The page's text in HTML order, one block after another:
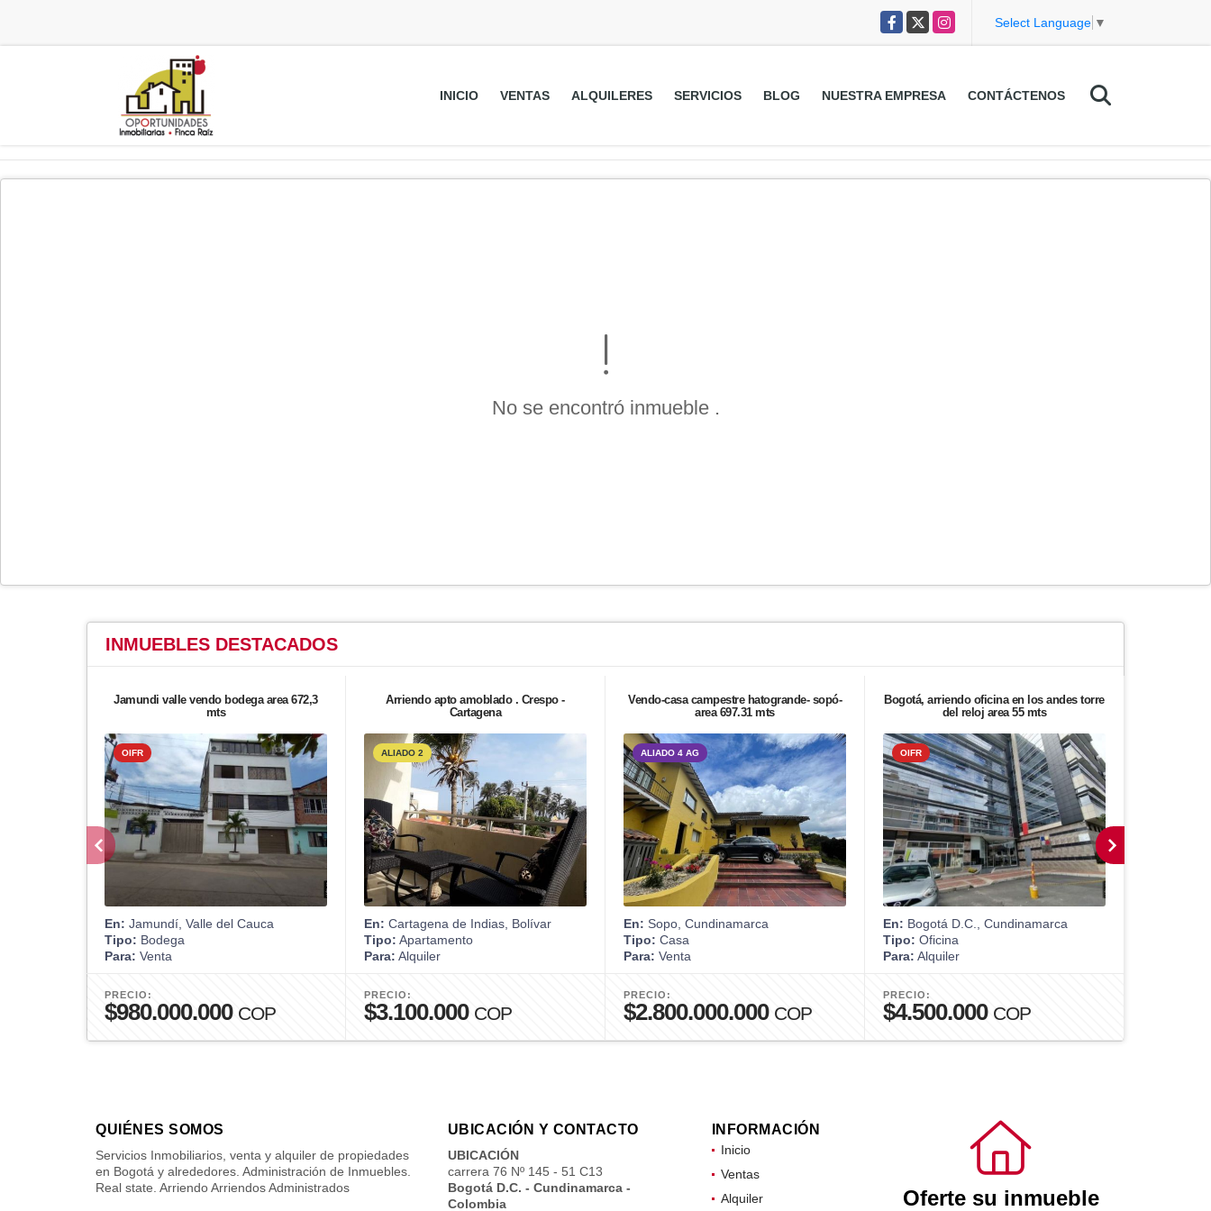
Facebook
X Instagram Select Language ▼
INICIO VENTAS ALQUILERES SERVICIOS BLOG NUESTRA EMPRESA CONTÁCTENOS
No se encontró inmueble .
INMUEBLES DESTACADOS
Jamundi valle vendo bodega area 672,3
mts
OIFR
En: Jamundí, Valle del Cauca
Tipo: Bodega
Para: Venta
PRECIO:
$980.000.000 COP
Arriendo apto amoblado . Crespo -
Cartagena
ALIADO 2
En: Cartagena de Indias, Bolívar
Tipo: Apartamento
Para: Alquiler
PRECIO:
$3.100.000 COP
Vendo-casa campestre hatogrande- sopó-
area 697.31 mts
ALIADO 4 AG
En: Sopo, Cundinamarca
Tipo: Casa
Para: Venta
PRECIO:
$2.800.000.000 COP
Bogotá, arriendo oficina en los andes torre
del reloj area 55 mts
OIFR
En: Bogotá D.C., Cundinamarca
Tipo: Oficina
Para: Alquiler
PRECIO:
$4.500.000 COP
QUIÉNES SOMOS
Servicios Inmobiliarios, venta y alquiler de propiedades
en Bogotá y alrededores. Administración de Inmuebles.
Real state. Arriendo Arriendos Administrados
UBICACIÓN Y CONTACTO
UBICACIÓN
carrera 76 Nº 145 - 51 C13
Bogotá D.C. - Cundinamarca -
Colombia
INFORMACIÓN
Inicio
Ventas
Alquiler
Oferte su inmueble